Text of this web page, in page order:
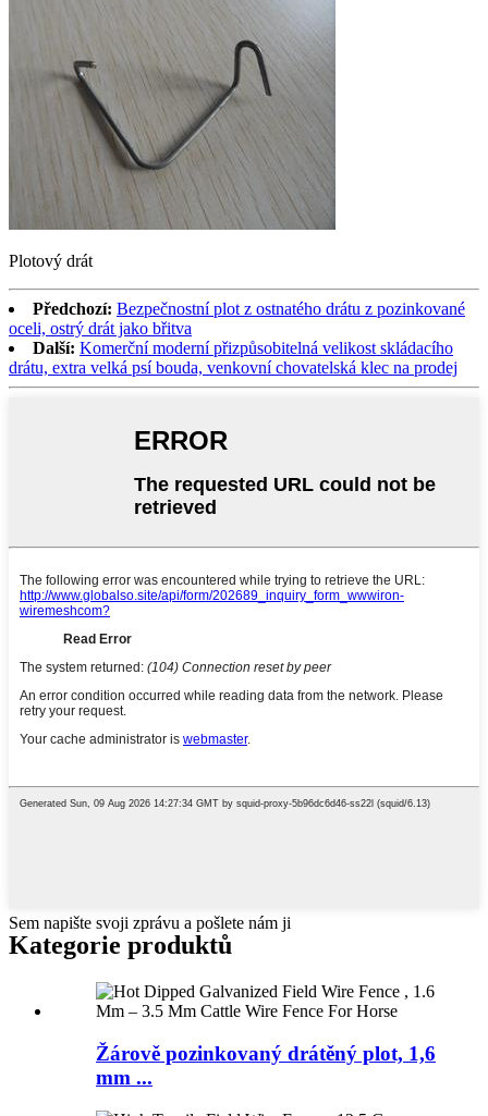
Plotový drát
Předchozí: Bezpečnostní plot z ostnatého drátu z pozinkované
oceli, ostrý drát jako břitva
Další: Komerční moderní přizpůsobitelná velikost skládacího
drátu, extra velká psí bouda, venkovní chovatelská klec na prodej
Sem napište svoji zprávu a pošlete nám ji
Kategorie produktů
Žárově pozinkovaný drátěný plot, 1,6
mm ...